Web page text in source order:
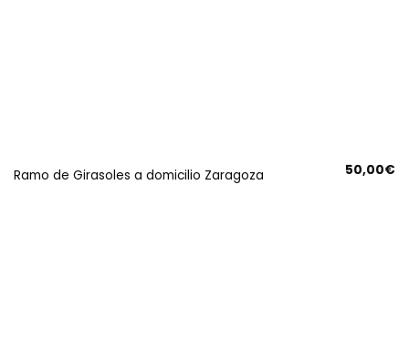
Ramo de Girasoles a domicilio Zaragoza 50,00€